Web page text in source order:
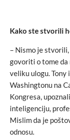
Kako ste stvorili
– Nismo je
govoriti o tome da
veliku ulogu. Tony
Washingtonu na
Kongresa,
inteligenciju,
Mislim da je
odnosu.